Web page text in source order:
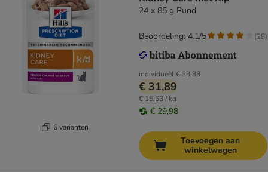
6 varianten
24 x 85 g Rund
individueel€ 33,38
€ 31,89
€ 15,63 / kg
€ 29,98
Beoordeling: 4.1/5 (28)
Toevoegen aan
winkelwagen